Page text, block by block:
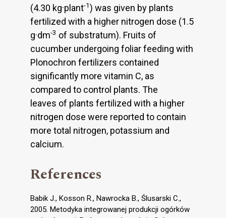
(4.30 kg·plant-1) was given by plants
fertilized with a higher nitrogen dose (1.5
g·dm-3 of substratum). Fruits of
cucumber undergoing foliar feeding with
Plonochron fertilizers contained
significantly more vitamin C, as
compared to control plants. The
leaves of plants fertilized with a higher
nitrogen dose were reported to contain
more total nitrogen, potassium and
calcium.
References
Babik J., Kosson R., Nawrocka B., Ślusarski C.,
2005. Metodyka integrowanej produkcji ogórków